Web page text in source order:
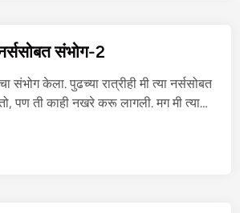
संभोग-2
संभोग केला. पुढच्या रात्रीही मी त्या नर्ससोबत
पण ती काही नखरे करू लागली. मग मी त्या…